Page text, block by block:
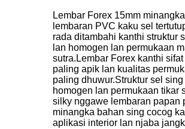
Lembar Forex 15mm
lembaran PVC kaku sel
rada ditambahi kanthi struktur
lan homogen lan permukaan
sutra.Lembar Forex kanthi
paling apik lan kualitas
paling dhuwur.Struktur sel
homogen lan permukaan tikar
silky nggawe lembaran papan
minangka bahan sing cocog
aplikasi interior lan njaba